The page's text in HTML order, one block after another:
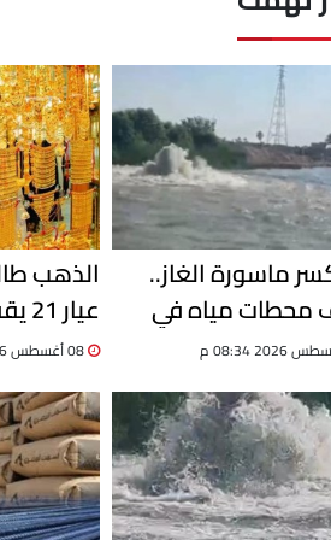
ماسورة الغاز..
محطات مياه في
وسحب عينات
من سلامتها
الذهب
والجنيه
08 أغسطس 2026 08:07 م